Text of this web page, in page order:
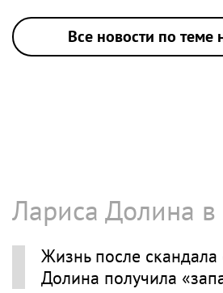
Все новости по теме
Лариса Долина в
Жизнь после скандала
Долина получила